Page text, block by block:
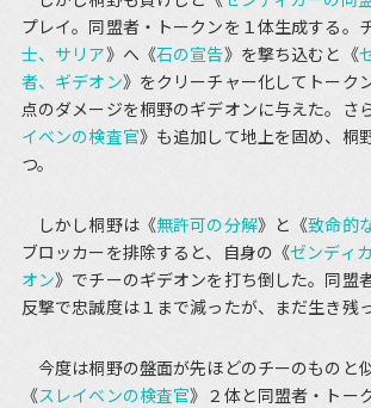
プレイ。同盟者・トークンを１体生成する。
士、サリア》へ《石の宣告》を撃ち込むと《
者、ギデオン》をクリーチャー化してトーク
点のダメージを桐野のギデオンに与えた。さ
イベンの検査官》も追加して地上を固め、桐
つ。
しかし桐野は《無許可の分解》と《致命的
ブロッカーを排除すると、自身の《ゼンディ
オン》でチーのギデオンを打ち倒した。同盟
反撃で忠誠度は１まで減ったが、まだ生き残っ
今度は桐野の盤面が先ほどのチーのものと
《スレイベンの検査官》２体と同盟者・トー